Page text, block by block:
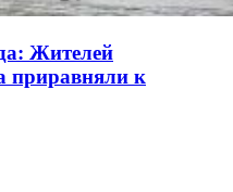
Жителей
приравняли к